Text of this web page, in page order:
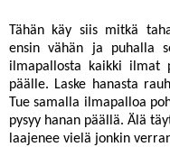
Tähän käy siis mitkä
ensin vähän ja puhalla
ilmapallosta kaikki ilmat
päälle. Laske hanasta
Tue samalla ilmapalloa
pysyy hanan päällä. Älä
laajenee vielä jonkin